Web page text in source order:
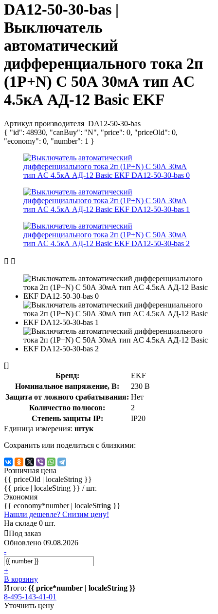
DA12-50-30-bas |
Выключатель
автоматический
дифференциального тока 2п
(1P+N) C 50А 30мА тип AC
4.5кА АД-12 Basic EKF
Артикул производителя DA12-50-30-bas
{ "id": 48930, "canBuy": "N", "price": 0, "priceOld": 0,
"economy": 0, "number": 1 }
[]
Бренд:
EKF
Номинальное напряжение, В:
230 В
Защита от ложного срабатывания: Нет
Количество полюсов:
2
Степень защиты IP:
IP20
Единица измерения: штук
Сохранить или поделиться с близкими:
Розничная цена
{{ priceOld | localeString }}
{{ price | localeString }} / шт.
Экономия
{{ economy*number | localeString }}
Нашли дешевле? Снизим цену!
На складе 0 шт.
Под заказ
Обновлено 09.08.2026
-
+
В корзину
Итого: {{ price*number | localeString }}
8-495-143-41-01
Уточнить цену